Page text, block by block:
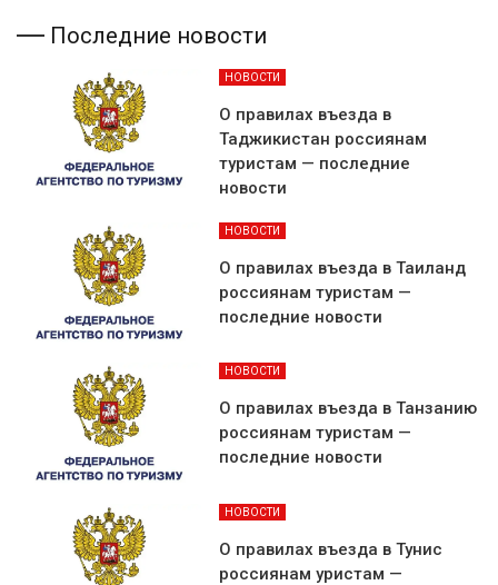
Последние новости
НОВОСТИ
О правилах въезда в
Таджикистан россиянам
туристам — последние
новости
НОВОСТИ
О правилах въезда в Таиланд
россиянам туристам —
последние новости
НОВОСТИ
О правилах въезда в Танзанию
россиянам туристам —
последние новости
НОВОСТИ
О правилах въезда в Тунис
россиянам уристам —